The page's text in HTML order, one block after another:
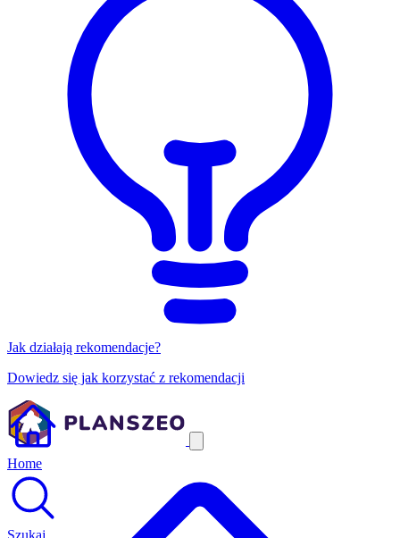
Jak działają rekomendacje?
Dowiedz się jak korzystać z rekomendacji
Home
Szukaj